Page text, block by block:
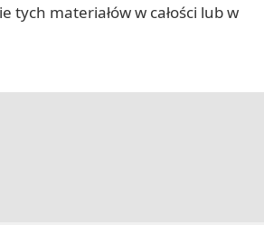
materiałów w całości lub w